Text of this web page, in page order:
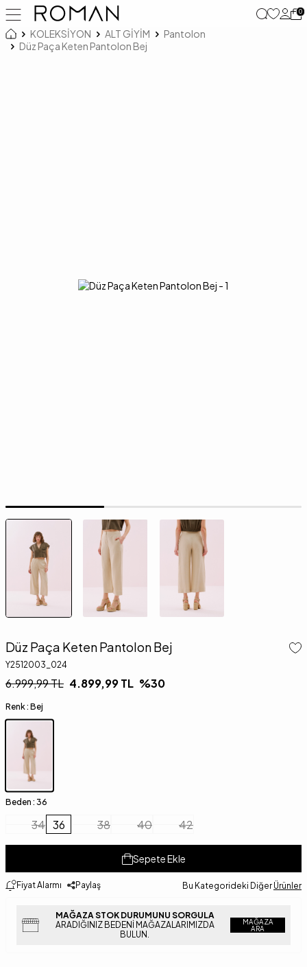
0
KOLEKSİYON ALT GİYİM
Pantolon
Düz Paça Keten Pantolon Bej
Düz Paça Keten Pantolon Bej
Y2512003_024
6.999,99TL 4.899,99TL %30
Renk : Bej
Beden : 36
34 36 38 40 42
Sepete Ekle
Fiyat Alarmı Paylaş Bu Kategorideki Diğer Ürünler
MAĞAZA STOK DURUMUNU SORGULA
ARADIĞINIZ BEDENI MAĞAZALARIMIZDA
BULUN.
MAĞAZA
ARA